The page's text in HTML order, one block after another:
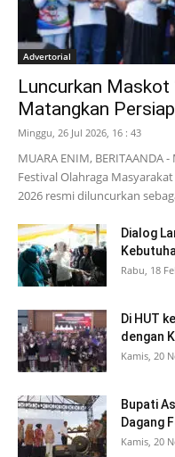
Advertorial
Luncurkan Maskot
Matangkan
Minggu, 26 Jul 2026, 16 : 43
MUARA ENIM,
Festival Olahraga
2026 resmi diluncurkan
Dialog
Rabu, 18
Di HUT
dengan
Kamis, 20
Bupati
Dagang
Kamis, 20